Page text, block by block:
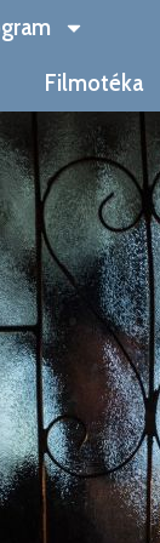
Filmotéka